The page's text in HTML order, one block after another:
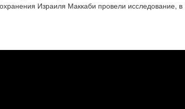
Израиля Маккаби провели исследование, в